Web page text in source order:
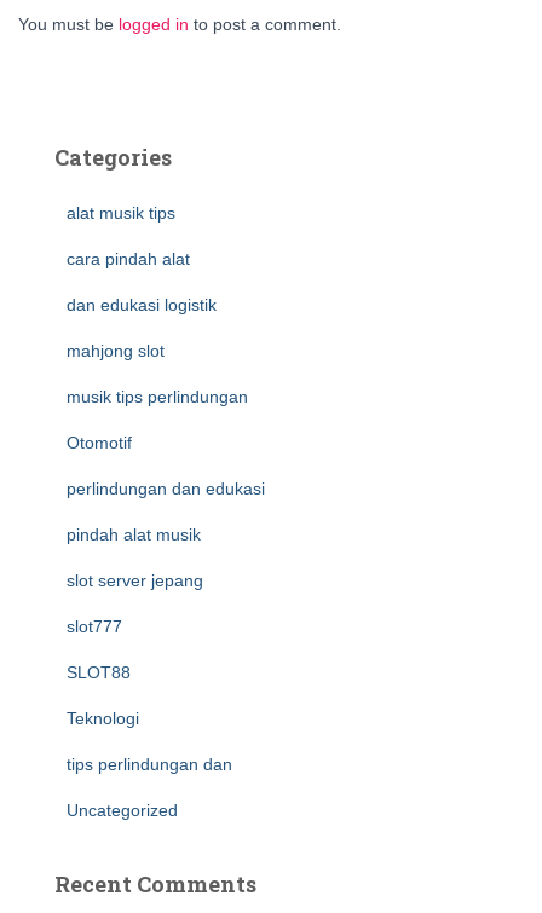
You must be logged in to post a comment.
Categories
alat musik tips
cara pindah alat
dan edukasi logistik
mahjong slot
musik tips perlindungan
Otomotif
perlindungan dan edukasi
pindah alat musik
slot server jepang
slot777
SLOT88
Teknologi
tips perlindungan dan
Uncategorized
Recent Comments